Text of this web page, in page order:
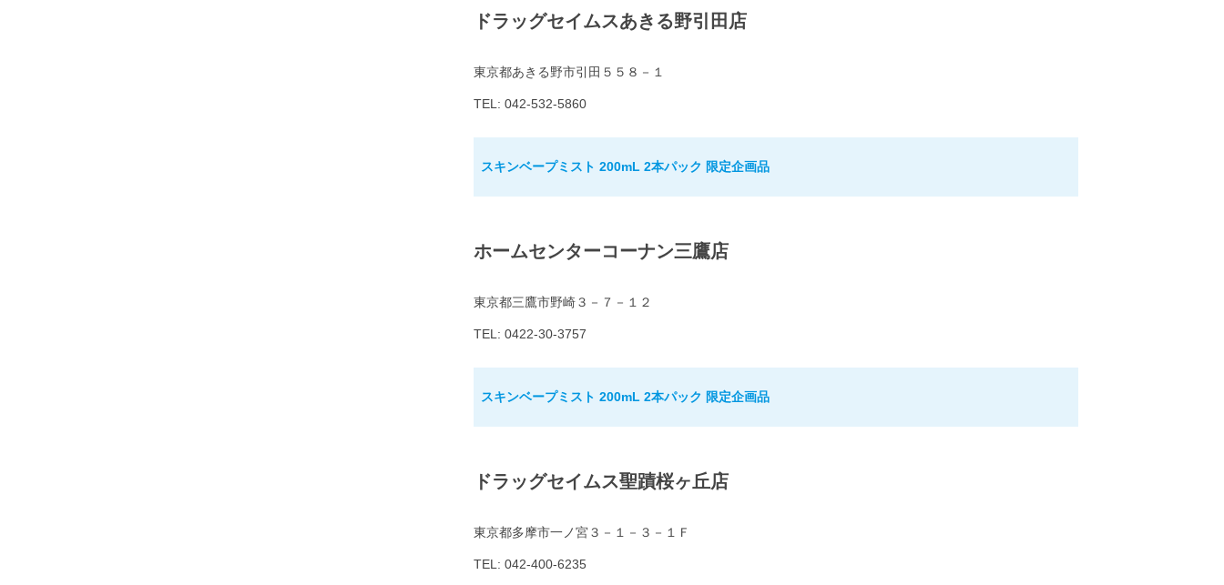
ドラッグセイムスあきる野引田店
東京都あきる野市引田５５８－１
TEL: 042-532-5860
スキンベープミスト 200mL 2本パック 限定企画品
ホームセンターコーナン三鷹店
東京都三鷹市野崎３－７－１２
TEL: 0422-30-3757
スキンベープミスト 200mL 2本パック 限定企画品
ドラッグセイムス聖蹟桜ヶ丘店
東京都多摩市一ノ宮３－１－３－１Ｆ
TEL: 042-400-6235